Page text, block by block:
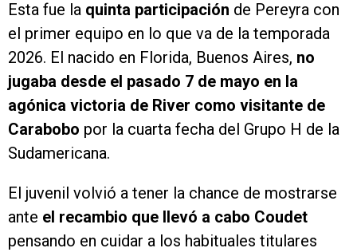
Esta fue la quinta participación de Pereyra con
el primer equipo en lo que va de la temporada
2026. El nacido en Florida, Buenos Aires, no
jugaba desde el pasado 7 de mayo en la
agónica victoria de River como visitante de
Carabobo por la cuarta fecha del Grupo H de la
Sudamericana.
El juvenil volvió a tener la chance de mostrarse
ante el recambio que llevó a cabo Coudet
pensando en cuidar a los habituales titulares